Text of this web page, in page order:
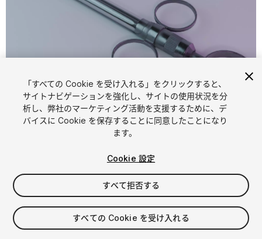
1 /4
$4.99
消費税は決済時に計算されます
「すべての Cookie を受け入れる」をクリックすると、
サイトナビゲーションを強化し、サイトの使用状況を分
析し、弊社のマーケティング活動を支援するために、デ
バイスに Cookie を保存することに同意したことになり
ます。
Cookie 設定
すべて拒否する
すべての Cookie を受け入れる